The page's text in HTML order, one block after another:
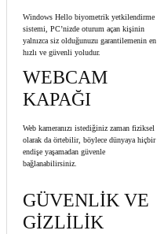
Windows Hello biyometrik yetkilendirme
sistemi, PC’nizde oturum açan kişinin
yalnızca siz olduğunuzu garantilemenin en
hızlı ve güvenli yoludur.
WEBCAM
KAPAĞI
Web kameranızı istediğiniz zaman fiziksel
olarak da örtebilir, böylece dünyaya hiçbir
endişe yaşamadan güvenle
bağlanabilirsiniz.
GÜVENLİK VE
GİZLİLİK